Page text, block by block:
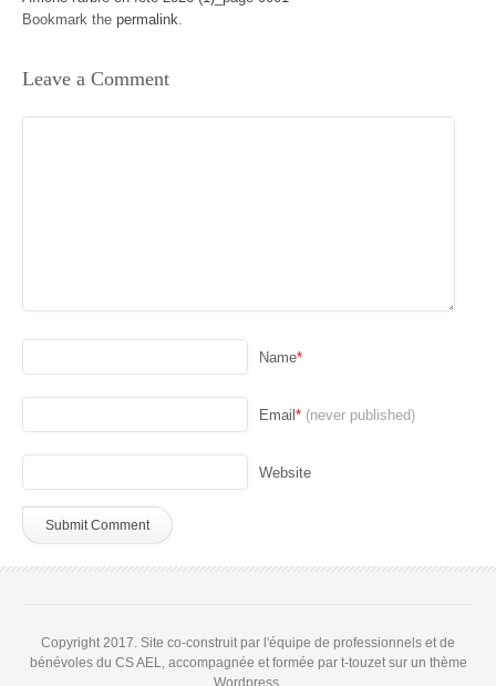
Bookmark the permalink.
Leave a Comment
Name*
Email * (never published)
Website
Copyright 2017. Site co-construit par l'équipe de professionnels et de
bénévoles du CS AEL, accompagnée et formée par t-touzet sur un thème
Wordpress.